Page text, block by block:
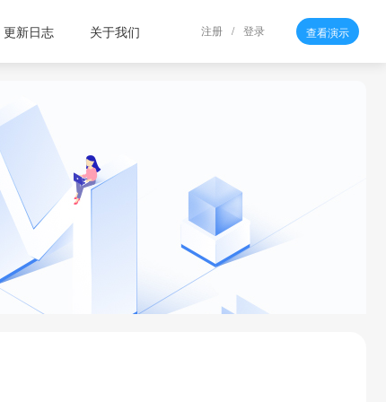
查看演示
登录
/
注册
更新日志 关于我们